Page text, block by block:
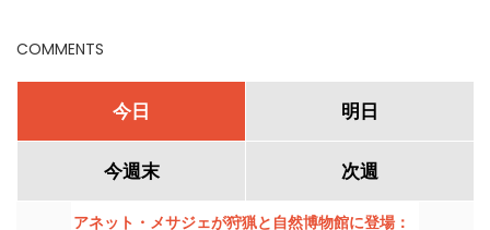
COMMENTS
今日 明日
今週末 次週
アネット・メサジェが狩猟と自然博物館に登場：